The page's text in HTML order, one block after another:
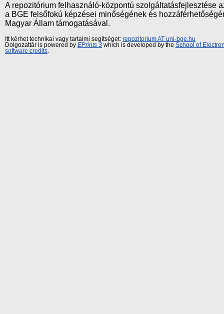
A repozitórium felhasználó-központú szolgáltatásfejlesztése
a BGE felsőfokú képzései minőségének és
Magyar Állam támogatásával.
Itt kérhet technikai vagy tartalmi segítséget: repozitorium AT uni-bge.hu
Dolgozattár is powered by EPrints 3 which is developed by the School of
software credits